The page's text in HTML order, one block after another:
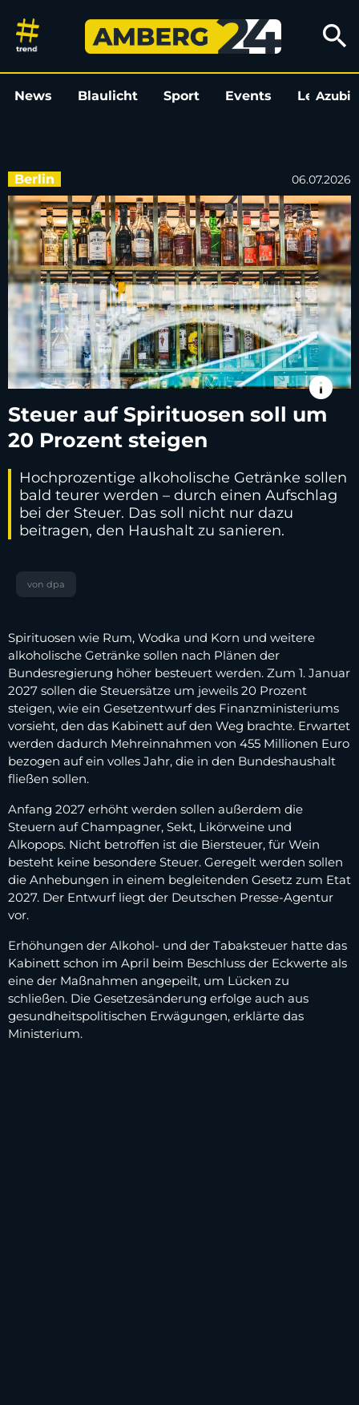
Steuer auf Spirituosen soll
search
News Blaulicht Sport Events LeoAzubi
Berlin 06.07.2026
info
Steuer auf Spirituosen soll um
20 Prozent steigen
Hochprozentige alkoholische Getränke sollen
bald teurer werden – durch einen Aufschlag
bei der Steuer. Das soll nicht nur dazu
beitragen, den Haushalt zu sanieren.
von dpa
Spirituosen wie Rum, Wodka und Korn und weitere
alkoholische Getränke sollen nach Plänen der
Bundesregierung höher besteuert werden. Zum 1. Januar
2027 sollen die Steuersätze um jeweils 20 Prozent
steigen, wie ein Gesetzentwurf des Finanzministeriums
vorsieht, den das Kabinett auf den Weg brachte. Erwartet
werden dadurch Mehreinnahmen von 455 Millionen Euro
bezogen auf ein volles Jahr, die in den Bundeshaushalt
fließen sollen.
Anfang 2027 erhöht werden sollen außerdem die
Steuern auf Champagner, Sekt, Likörweine und
Alkopops. Nicht betroffen ist die Biersteuer, für Wein
besteht keine besondere Steuer. Geregelt werden sollen
die Anhebungen in einem begleitenden Gesetz zum Etat
2027. Der Entwurf liegt der Deutschen Presse-Agentur
vor.
Erhöhungen der Alkohol- und der Tabaksteuer hatte das
Kabinett schon im April beim Beschluss der Eckwerte als
eine der Maßnahmen angepeilt, um Lücken zu
schließen. Die Gesetzesänderung erfolge auch aus
gesundheitspolitischen Erwägungen, erklärte das
Ministerium.